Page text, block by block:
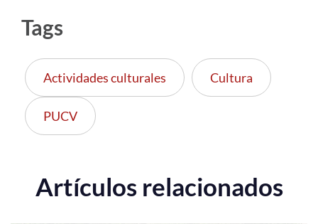
Tags
Actividades culturales Cultura
PUCV
Artículos relacionados